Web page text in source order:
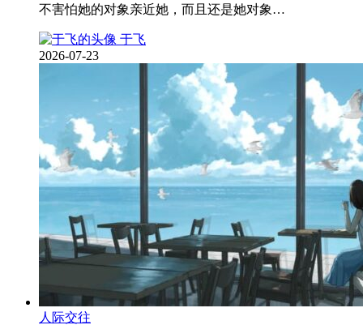
不害怕她的对象亲近她，而且还是她对象…
于飞
2026-07-23
人际交往